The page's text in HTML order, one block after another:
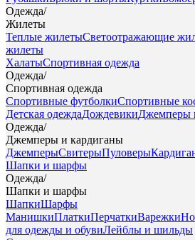
Одежда/
Жилеты
Теплые жилетыСветоотражающие
жилеты
ХалатыСпортивная одежда
Одежда/
Спортивная одежда
Спортивные футболкиСпортивные
Детская одеждаДождевикиДжемперы
Одежда/
Джемперы и кардиганы
ДжемперыСвитерыПуловеры
Шапки и шарфы
Одежда/
Шапки и шарфы
ШапкиШарфы
МанишкиПлаткиПерчаткиВарежки
для одежды и обувиЛейблы и шильды